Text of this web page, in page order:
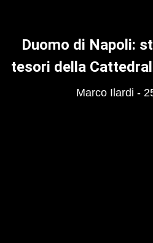
Duomo di Napoli:
tesori della
Marco Ilardi